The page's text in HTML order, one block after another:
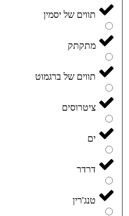
תווים של יסמין
מתקתק
תווים של ברגמוט
ציטרוסים
ים
דרדר
טנג'רין